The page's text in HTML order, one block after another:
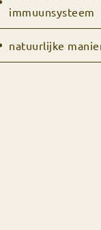
immuunsysteem
natuurlijke